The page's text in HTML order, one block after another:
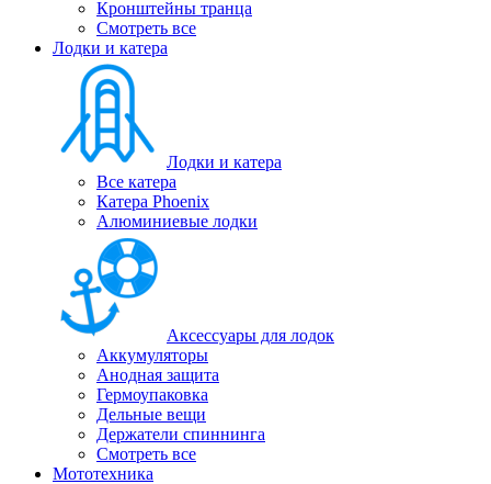
Кронштейны транца
Смотреть все
Лодки и катера
Лодки и катера
Все катера
Катера Phoenix
Алюминиевые лодки
Аксессуары для лодок
Аккумуляторы
Анодная защита
Гермоупаковка
Дельные вещи
Держатели спиннинга
Смотреть все
Мототехника